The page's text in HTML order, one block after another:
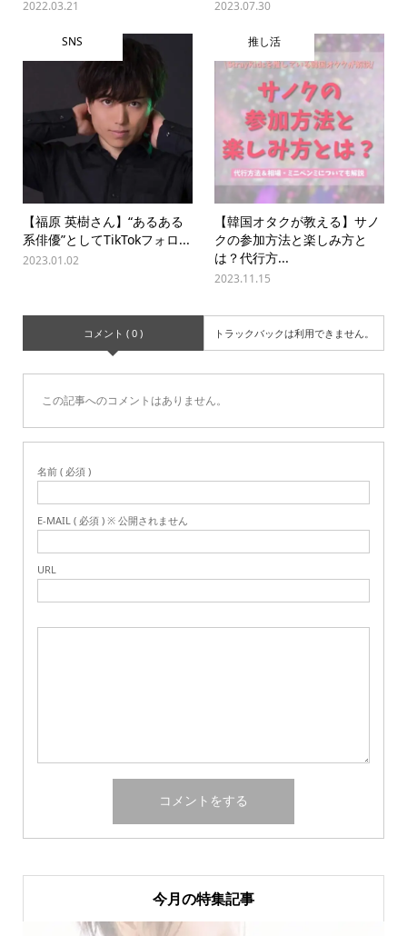
2022.03.21 2023.07.30
SNS
【福原 英樹さん】“あるある
系俳優”としてTikTokフォロ...
2023.01.02
推し活
【韓国オタクが教える】サノ
クの参加方法と楽しみ方と
は？代行方...
2023.11.15
コメント ( 0 ) トラックバックは利用できません。
この記事へのコメントはありません。
名前 ( 必須 )
E-MAIL ( 必須 ) ※ 公開されません
URL
今月の特集記事